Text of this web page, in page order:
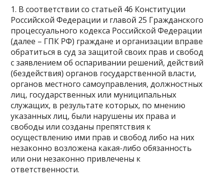
1. В соответствии со статьей 46 Конституции
Российской Федерации и главой 25 Гражданского
процессуального кодекса Российской Федерации
(далее – ГПК РФ) граждане и организации вправе
обратиться в суд за защитой своих прав и свобод
с заявлением об оспаривании решений, действий
(бездействия) органов государственной власти,
органов местного самоуправления, должностных
лиц, государственных или муниципальных
служащих, в результате которых, по мнению
указанных лиц, были нарушены их права и
свободы или созданы препятствия к
осуществлению ими прав и свобод либо на них
незаконно возложена какая-либо обязанность
или они незаконно привлечены к
ответственности.